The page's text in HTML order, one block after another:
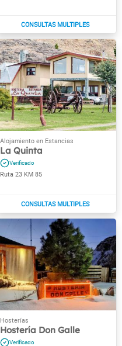
La Quinta
Ruta 23 KM 85
Hostería Don Galle